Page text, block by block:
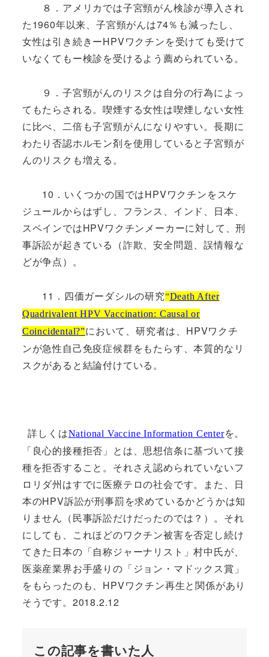
８．アメリカでは子宮頸がん検診が導入され
た1960年以来、子宮頸がんは74％も減ったし、
女性は引き続きーHPVワクチンを受けても受けて
いなくてもー検診を受けるよう薦められている。
９．子宮頸がんのリスクは自分の行為によっ
てもたらされる。喫煙する女性は喫煙しない女性
に比べ、二倍も子宮頸がんになりやすい。長期に
わたり否認ホルモン剤を使用していると子宮頸が
んのリスクも増える。
10．いくつかの国ではHPVワクチンをスケ
ジュールからはずし、フランス、インド、日本、
スペインではHPVワクチンメーカーに対して、刑
事訴訟が起きている（詐欺、安全問題、誤情報な
どが争点）。
11．四価ガーダシルの研究“Death After
Quadrivalent HPV Vaccination: Causal or
Coincidental?”において、研究者は、HPVワクチ
ンが急性自己免疫症候群をもたらす、本質的なリ
スクがあると結論付けている。
詳しくはNational Vaccine Information Centerを。
「良心的接種拒否」とは、思想信条に基づいて接
種を拒否すること。それさえ認められていないフ
ロリダ州はすでに医療テロの社会です。また、日
本のHPV訴訟が刑事罰を求めているかどうかは知
りません（民事訴訟だけだったのでは？）。それ
にしても、これほどのワクチン被害を否定し続け
てきた日本の「自称ジャーナリスト」村中氏が、
医薬産業界お手盛りの「ジョン・マドックス賞」
をもらったのも、HPVワクチン再生と関係があり
そうです。2018.2.12
この記事を書いた人